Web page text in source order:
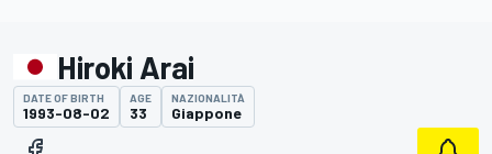
Hiroki Arai
DATE OF BIRTH
1993-08-02
AGE
33
NAZIONALITÀ
Giappone